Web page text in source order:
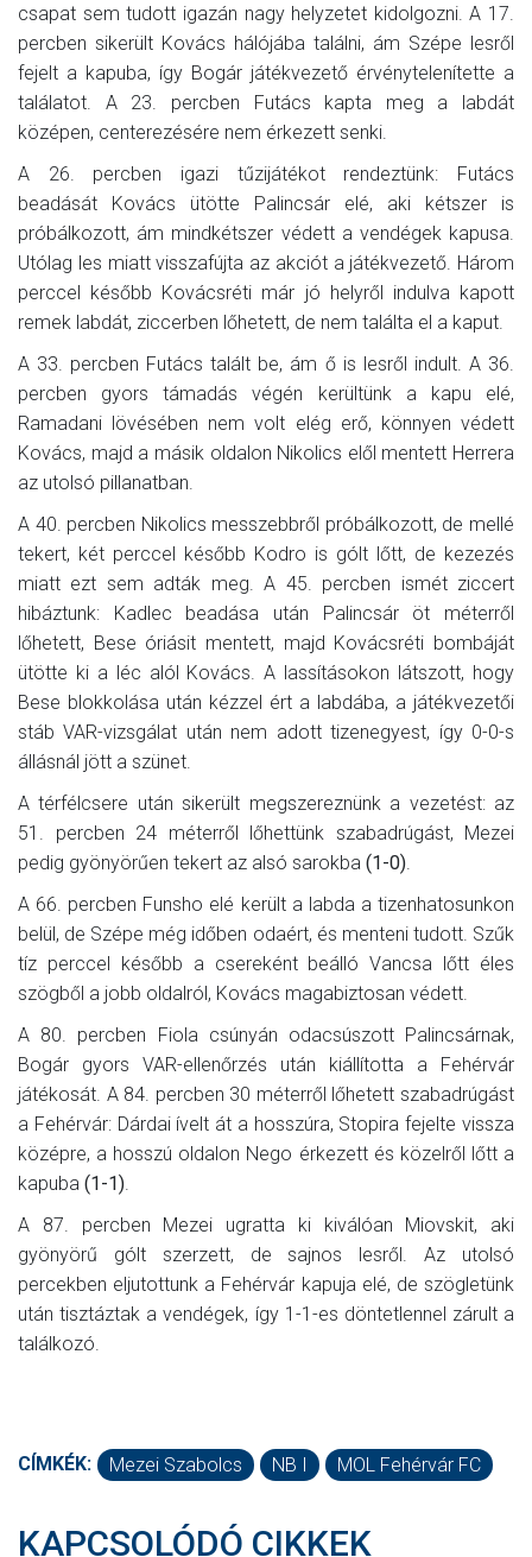
csapat sem tudott igazán nagy helyzetet kidolgozni. A 17.
percben sikerült Kovács hálójába találni, ám Szépe lesről
fejelt a kapuba, így Bogár játékvezető érvénytelenítette a
találatot. A 23. percben Futács kapta meg a labdát
középen, centerezésére nem érkezett senki.
A 26. percben igazi tűzijátékot rendeztünk: Futács
beadását Kovács ütötte Palincsár elé, aki kétszer is
próbálkozott, ám mindkétszer védett a vendégek kapusa.
Utólag les miatt visszafújta az akciót a játékvezető. Három
perccel később Kovácsréti már jó helyről indulva kapott
remek labdát, ziccerben lőhetett, de nem találta el a kaput.
A 33. percben Futács talált be, ám ő is lesről indult. A 36.
percben gyors támadás végén kerültünk a kapu elé,
Ramadani lövésében nem volt elég erő, könnyen védett
Kovács, majd a másik oldalon Nikolics elől mentett Herrera
az utolsó pillanatban.
A 40. percben Nikolics messzebbről próbálkozott, de mellé
tekert, két perccel később Kodro is gólt lőtt, de kezezés
miatt ezt sem adták meg. A 45. percben ismét ziccert
hibáztunk: Kadlec beadása után Palincsár öt méterről
lőhetett, Bese óriásit mentett, majd Kovácsréti bombáját
ütötte ki a léc alól Kovács. A lassításokon látszott, hogy
Bese blokkolása után kézzel ért a labdába, a játékvezetői
stáb VAR-vizsgálat után nem adott tizenegyest, így 0-0-s
állásnál jött a szünet.
A térfélcsere után sikerült megszereznünk a vezetést: az
51. percben 24 méterről lőhettünk szabadrúgást, Mezei
pedig gyönyörűen tekert az alsó sarokba (1-0)
A 66. percben Funsho elé került a labda a tizenhatosunkon
belül, de Szépe még időben odaért, és menteni tudott. Szűk
tíz perccel később a csereként beálló Vancsa lőtt éles
szögből a jobb oldalról, Kovács magabiztosan védett.
A 80. percben Fiola csúnyán odacsúszott Palincsárnak,
Bogár gyors VAR-ellenőrzés után kiállította a Fehérvár
játékosát. A 84. percben 30 méterről lőhetett szabadrúgást
a Fehérvár: Dárdai ívelt át a hosszúra, Stopira fejelte vissza
középre, a hosszú oldalon Nego érkezett és közelről lőtt a
kapuba (1-1)
A 87. percben Mezei ugratta ki kiválóan Miovskit, aki
gyönyörű gólt szerzett, de sajnos lesről. Az utolsó
percekben eljutottunk a Fehérvár kapuja elé, de szögletünk
után tisztáztak a vendégek, így 1-1-es döntetlennel zárult a
találkozó.
CÍMKÉK: Mezei Szabolcs NB I MOL Fehérvár FC
KAPCSOLÓDÓ CIKKEK